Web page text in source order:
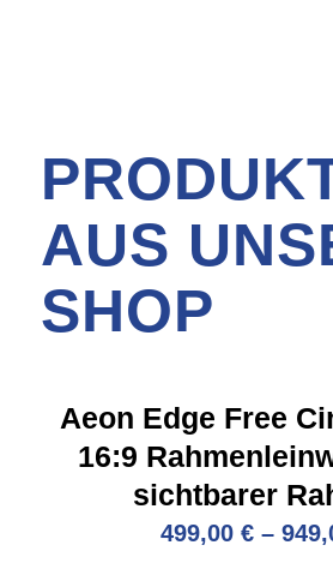
AUS
SHOP
Aeon Edge Free
16:9
sichtbarer
499,00€ –